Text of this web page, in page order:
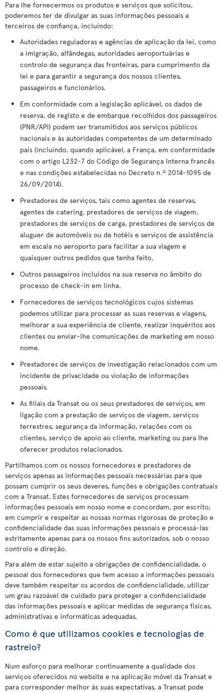
Para lhe fornecermos os produtos e serviços que solicitou,
poderemos ter de divulgar as suas informações pessoais a
terceiros de confiança, incluindo:
Autoridades reguladoras e agências de aplicação da lei, como
a imigração, alfândegas, autoridades aeroportuárias e
controlo de segurança das fronteiras, para cumprimento da
lei e para garantir a segurança dos nossos clientes,
passageiros e funcionários.
Em conformidade com a legislação aplicável, os dados de
reserva, de registo e de embarque recolhidos dos passageiros
(PNR/API) podem ser transmitidos aos serviços públicos
nacionais e às autoridades competentes de um determinado
país (incluindo, quando aplicável, a França, em conformidade
com o artigo L232-7 do Código de Segurança Interna francês
e nas condições estabelecidas no Decreto n.º 2014-1095 de
26/09/2014).
Prestadores de serviços, tais como agentes de reservas,
agentes de catering, prestadores de serviços de viagem,
prestadores de serviços de carga, prestadores de serviços de
aluguer de automóveis ou de hotéis e serviços de assistência
em escala no aeroporto para facilitar a sua viagem e
quaisquer outros pedidos que tenha feito.
Outros passageiros incluídos na sua reserva no âmbito do
processo de check-in em linha.
Fornecedores de serviços tecnológicos cujos sistemas
podemos utilizar para processar as suas reservas e viagens,
melhorar a sua experiência de cliente, realizar inquéritos aos
clientes ou enviar-lhe comunicações de marketing em nosso
nome.
Prestadores de serviços de investigação relacionados com um
incidente de privacidade ou violação de informações
pessoais.
As filiais da Transat ou os seus prestadores de serviços, em
ligação com a prestação de serviços de viagem, serviços
terrestres, segurança da informação, relações com os
clientes, serviço de apoio ao cliente, marketing ou para lhe
oferecer produtos relacionados.
Partilhamos com os nossos fornecedores e prestadores de
serviços apenas as informações pessoais necessárias para que
possam cumprir os seus deveres, funções e obrigações contratuais
com a Transat. Estes fornecedores de serviços processam
informações pessoais em nosso nome e concordam, por escrito,
em cumprir e respeitar as nossas normas rigorosas de proteção e
confidencialidade das suas informações pessoais e processá-las
estritamente apenas para os nossos fins autorizados, sob o nosso
controlo e direção.
Para além de estar sujeito a obrigações de confidencialidade, o
pessoal dos fornecedores que tem acesso a informações pessoais
deve também respeitar os acordos de confidencialidade, utilizar
um grau razoável de cuidado para proteger a confidencialidade
das informações pessoais e aplicar medidas de segurança físicas,
administrativas e informáticas adequadas.
Como é que utilizamos cookies e tecnologias de
rastreio?
Num esforço para melhorar continuamente a qualidade dos
serviços oferecidos no website e na aplicação móvel da Transat e
para corresponder melhor às suas expectativas, a Transat pode